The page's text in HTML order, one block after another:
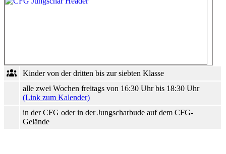
Kinder von der dritten bis zur siebten Klasse
alle zwei Wochen freitags von 16:30 Uhr bis 18:30 Uhr
(Link zum Kalender)
in der CFG oder in der Jungscharbude auf dem CFG-
Gelände